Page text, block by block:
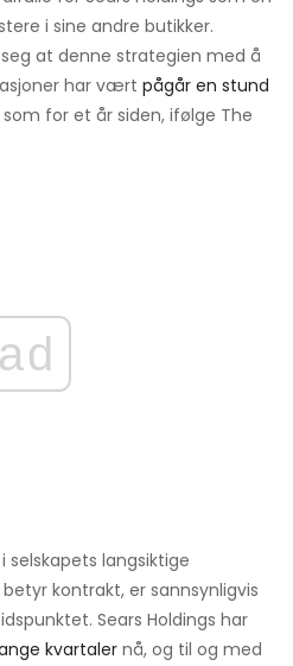
i sine andre butikker.
at denne strategien med å
har vært pågår en stund
for et år siden, ifølge The
ad
selskapets langsiktige
kontrakt, er sannsynligvis
Sears Holdings har
kvartalernå, og til og med